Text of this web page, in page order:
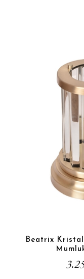
Beatrix